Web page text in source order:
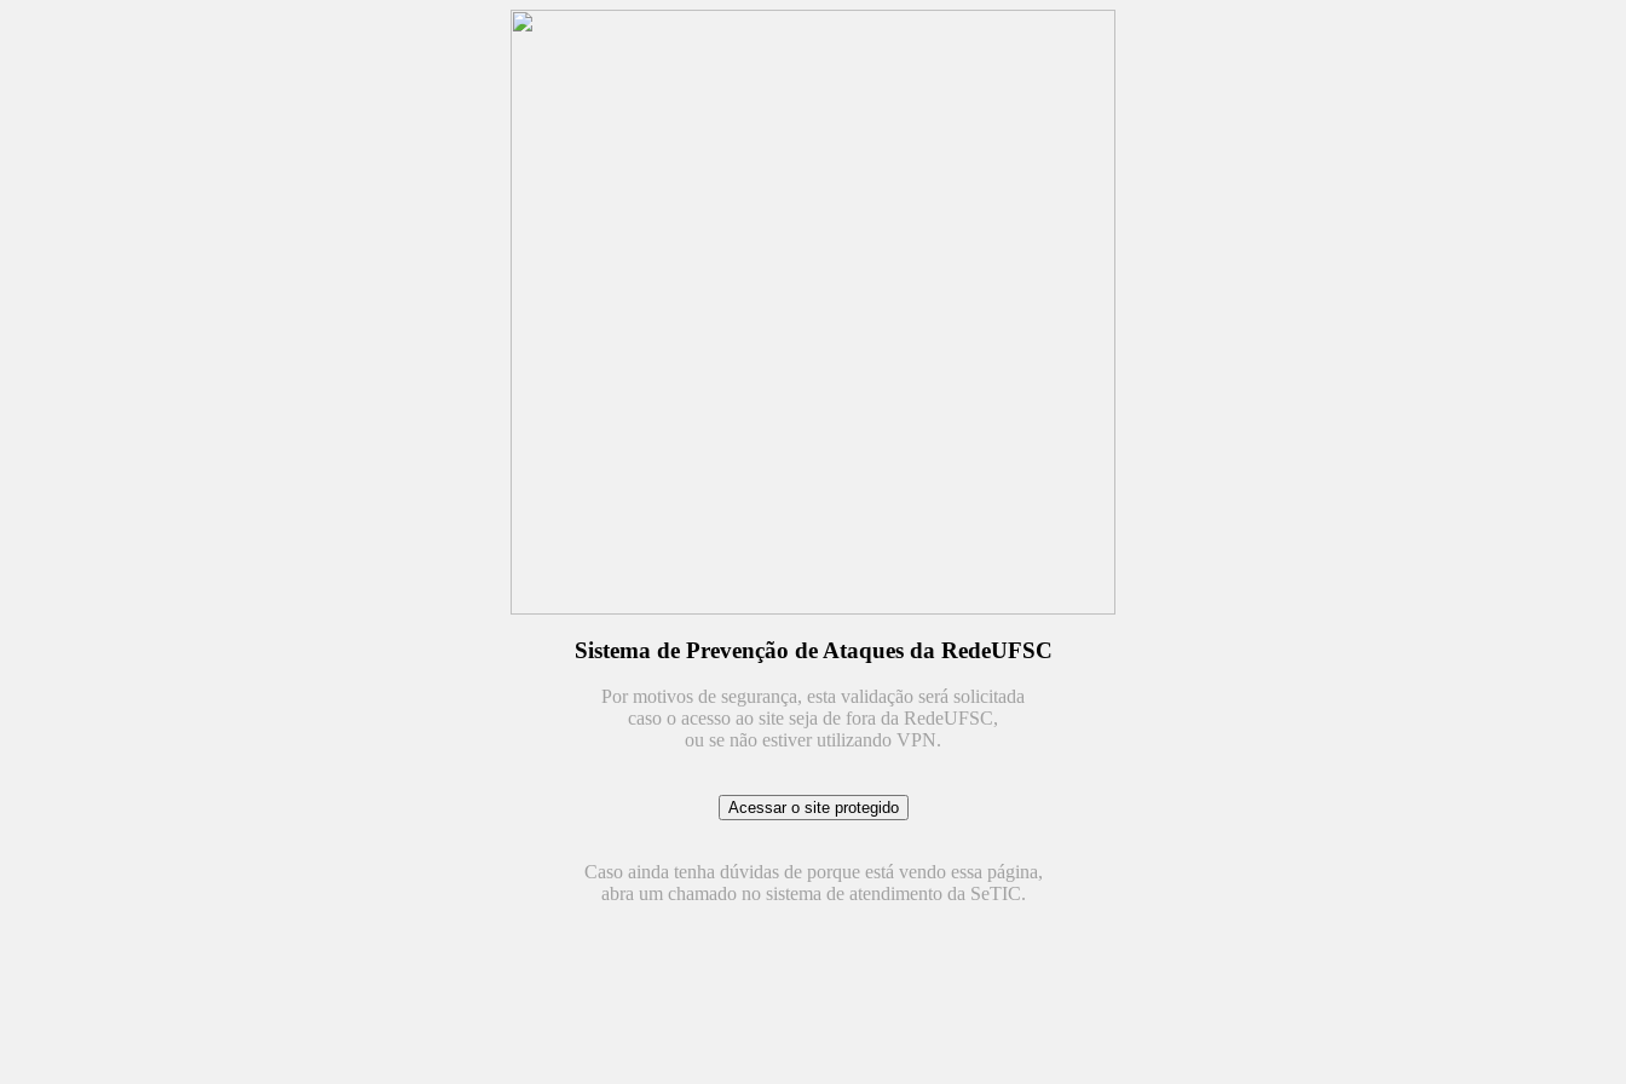
Sistema de Prevenção de Ataques da RedeUFSC
Por motivos de segurança, esta validação será solicitada
caso o acesso ao site seja de fora da RedeUFSC,
ou se não estiver utilizando VPN.
Caso ainda tenha dúvidas de porque está vendo essa página,
abra um chamado no sistema de atendimento da SeTIC.